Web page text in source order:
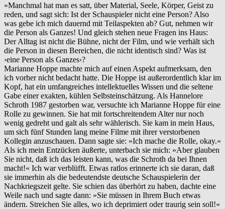
»Manchmal hat man es satt, über Material, Seele, Körper, Geist zu
reden, und sagt sich: Ist der Schauspieler nicht eine Person? Also
was gebe ich mich dauernd mit Teilaspekten ab? Gut, nehmen wir
die Person als Ganzes! Und gleich stehen neue Fragen ins Haus:
Der Alltag ist nicht die Bühne, nicht der Film, und wie verhält sich
die Person in diesen Bereichen, die nicht identisch sind? Was ist
›eine Person als Ganzes‹?
Marianne Hoppe machte mich auf einen Aspekt aufmerksam, den
ich vorher nicht bedacht hatte. Die Hoppe ist außerordentlich klar im
Kopf, hat ein umfangreiches intellektuelles Wissen und die seltene
Gabe einer exakten, kühlen Selbsteinschätzung. Als Hannelore
Schroth 1987 gestorben war, versuchte ich Marianne Hoppe für eine
Rolle zu gewinnen. Sie hat mit fortschreitendem Alter nur noch
wenig gedreht und galt als sehr wählerisch. Sie kam in mein Haus,
um sich fünf Stunden lang meine Filme mit ihrer verstorbenen
Kollegin anzuschauen. Dann sagte sie: »Ich mache die Rolle, okay.«
Als ich mein Entzücken äußerte, unterbach sie mich: »Aber glauben
Sie nicht, daß ich das leisten kann, was die Schroth da bei Ihnen
macht!« Ich war verblüfft. Etwas ratlos erinnerte ich sie daran, daß
sie immerhin als die bedeutendste deutsche Schauspielerin der
Nachkriegszeit gelte. Sie schien das überhört zu haben, dachte eine
Weile nach und sagte dann: »Sie müssen in Ihrem Buch etwas
ändern. Streichen Sie alles, wo ich deprimiert oder traurig sein soll!«